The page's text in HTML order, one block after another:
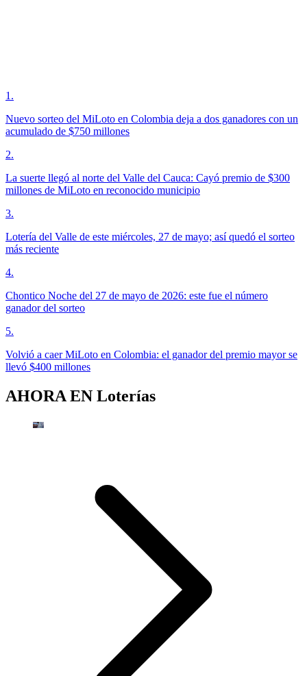
1 .
Nuevo sorteo del MiLoto en Colombia deja a dos ganadores con un
acumulado de $750 millones
2.
La suerte llegó al norte del Valle del Cauca: Cayó premio de $300
millones de MiLoto en reconocido municipio
3.
Lotería del Valle de este miércoles, 27 de mayo; así quedó el sorteo
más reciente
4.
Chontico Noche del 27 de mayo de 2026: este fue el número
ganador del sorteo
5.
Volvió a caer MiLoto en Colombia: el ganador del premio mayor se
llevó $400 millones
AHORA EN Loterías